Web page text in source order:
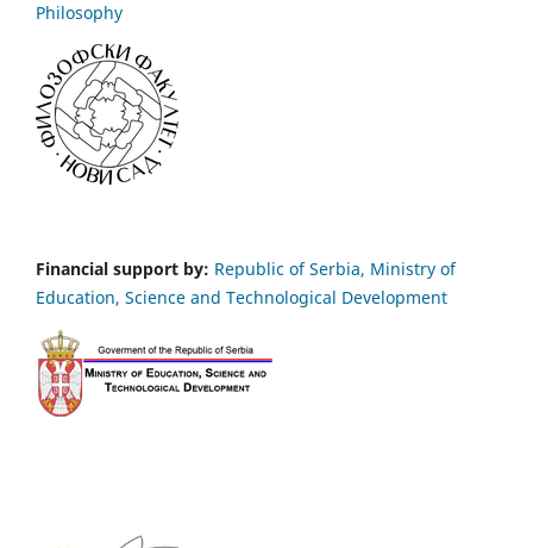
Philosophy
Financial support by: Republic of Serbia, Ministry of
Education, Science and Technological Development